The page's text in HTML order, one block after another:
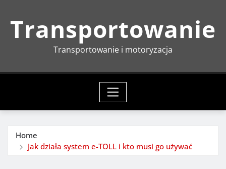
Transportowanie
Transportowanie i motoryzacja
Home
Jak działa system e-TOLL i kto musi go używać